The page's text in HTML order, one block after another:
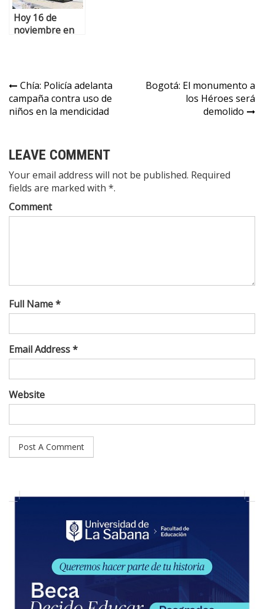
Hoy 16 de
noviembre en
Chía: Policía adelanta
campaña contra uso de
niños en la mendicidad
Bogotá: El monumento a
los Héroes será
demolido
LEAVE COMMENT
Your email address will not be published. Required
fields are marked with *.
Comment
Full Name *
Email Address *
Website